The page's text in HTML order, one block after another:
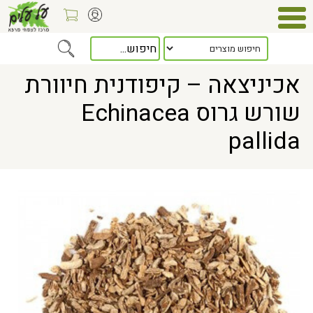
> אכיניצאה – קיפודנית חיוורת שורש גרוס Echinacea pallida
אכיניצאה – קיפודנית חיוורת
שורש גרוס Echinacea
pallida